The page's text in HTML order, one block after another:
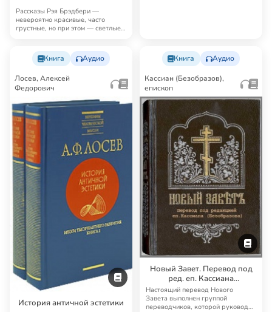
Рассказы Рэя Брэдбери —
невероятно красивые, часто
грустные, но при этом — светлые,
Книга Аудио
Лосев, Алексей
Федорович
История античной эстетики
Книга Аудио
Кассиан (Безобразов),
епископ
Новый Завет. Перевод под
ред. еп. Кассиана
(Безобразова)
Настоящий перевод Нового
Завета выполнен группой
переводчиков, которой руководил